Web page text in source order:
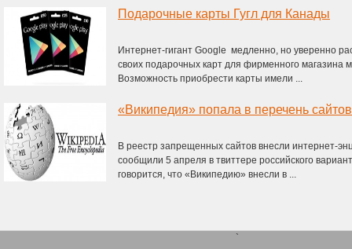
Подарочные карты Гугл для Канады
Интернет-гигант Google медленно, но уверенно
своих подарочных карт для фирменного магазина
Возможность приобрести карты имели ...
«Википедия» попала в перечень
В реестр запрещенных сайтов внесли интернет-
сообщили 5 апреля в твиттере российского
говорится, что «Википедию» внесли в ...
`